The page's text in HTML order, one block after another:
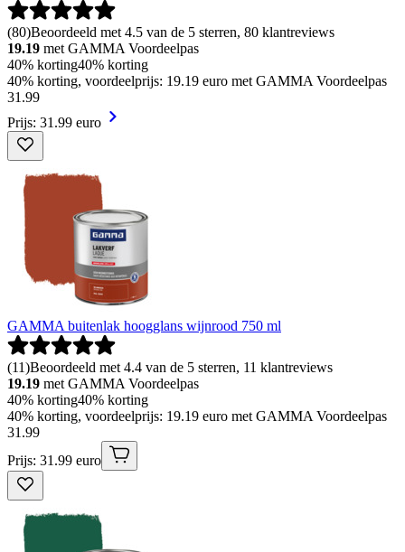
(80)Beoordeeld met 4.5 van de 5 sterren, 80 klantreviews
19.19 met GAMMA Voordeelpas
40% korting40% korting
40% korting, voordeelprijs: 19.19 euro met GAMMA Voordeelpas
31.99
Prijs: 31.99 euro
GAMMA buitenlak hoogglans wijnrood 750 ml
(11)Beoordeeld met 4.4 van de 5 sterren, 11 klantreviews
19.19 met GAMMA Voordeelpas
40% korting40% korting
40% korting, voordeelprijs: 19.19 euro met GAMMA Voordeelpas
31.99
Prijs: 31.99 euro